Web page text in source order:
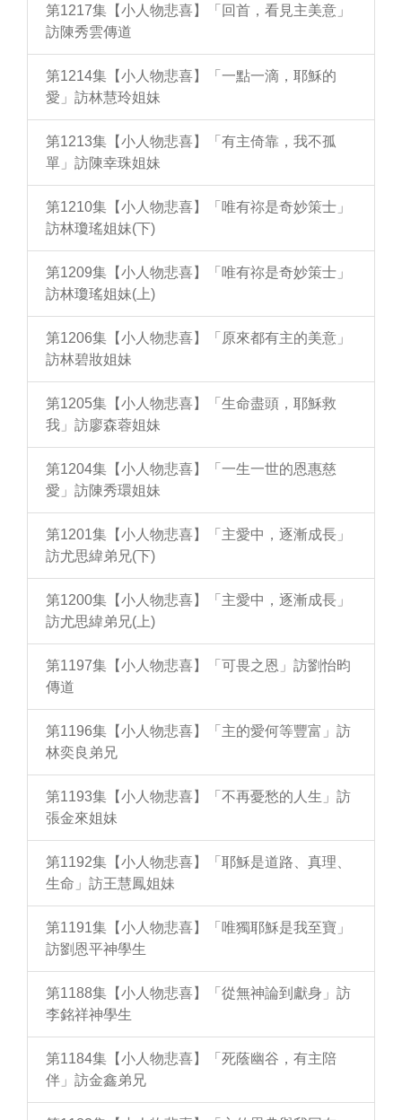
第1217集【小人物悲喜】「回首，看見主美意」
訪陳秀雲傳道
第1214集【小人物悲喜】「一點一滴，耶穌的
愛」訪林慧玲姐妹
第1213集【小人物悲喜】「有主倚靠，我不孤
單」訪陳幸珠姐妹
第1210集【小人物悲喜】「唯有祢是奇妙策士」
訪林瓊瑤姐妹(下)
第1209集【小人物悲喜】「唯有祢是奇妙策士」
訪林瓊瑤姐妹(上)
第1206集【小人物悲喜】「原來都有主的美意」
訪林碧妝姐妹
第1205集【小人物悲喜】「生命盡頭，耶穌救
我」訪廖森蓉姐妹
第1204集【小人物悲喜】「一生一世的恩惠慈
愛」訪陳秀環姐妹
第1201集【小人物悲喜】「主愛中，逐漸成長」
訪尤思緯弟兄(下)
第1200集【小人物悲喜】「主愛中，逐漸成長」
訪尤思緯弟兄(上)
第1197集【小人物悲喜】「可畏之恩」訪劉怡昀
傳道
第1196集【小人物悲喜】「主的愛何等豐富」訪
林奕良弟兄
第1193集【小人物悲喜】「不再憂愁的人生」訪
張金來姐妹
第1192集【小人物悲喜】「耶穌是道路、真理、
生命」訪王慧鳳姐妹
第1191集【小人物悲喜】「唯獨耶穌是我至寶」
訪劉恩平神學生
第1188集【小人物悲喜】「從無神論到獻身」訪
李銘祥神學生
第1184集【小人物悲喜】「死蔭幽谷，有主陪
伴」訪金鑫弟兄